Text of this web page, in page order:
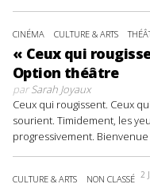
CINÉMA CULTURE & ARTS
« Ceux qui
Option théâtre
parSarah Joyaux
Ceux qui rougissent. Ceux
sourient. Timidement, les
progressivement.
CULTURE & ARTS NON CLASSÉ 2